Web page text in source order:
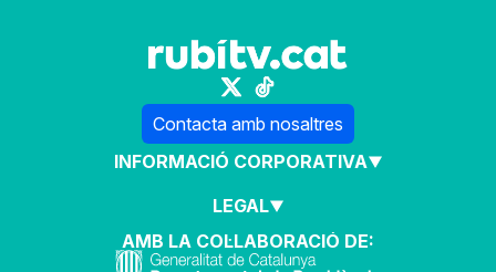
Contacta amb nosaltres
INFORMACIÓ CORPORATIVA
LEGAL
AMB LA COL·LABORACIÓ DE: